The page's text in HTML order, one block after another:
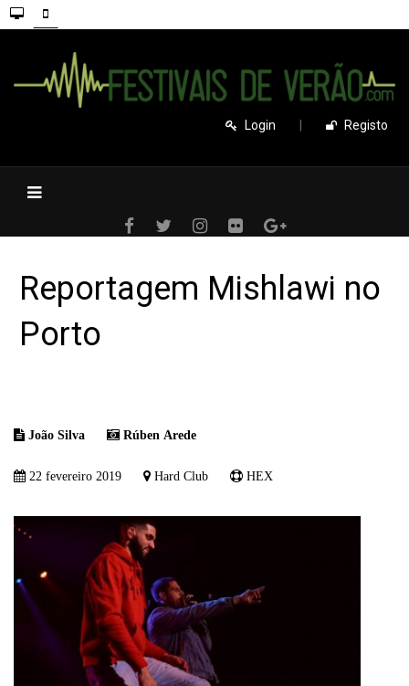
Login Registo
Reportagem Mishlawi no
Porto
João Silva Rúben Arede
22 fevereiro 2019 Hard Club HEX